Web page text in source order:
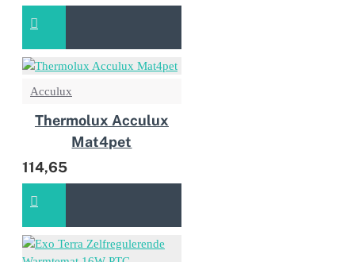
Acculux
Thermolux Acculux
Mat4pet
114,65